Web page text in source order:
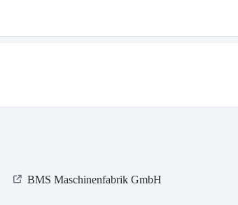
BMS Maschinenfabrik GmbH